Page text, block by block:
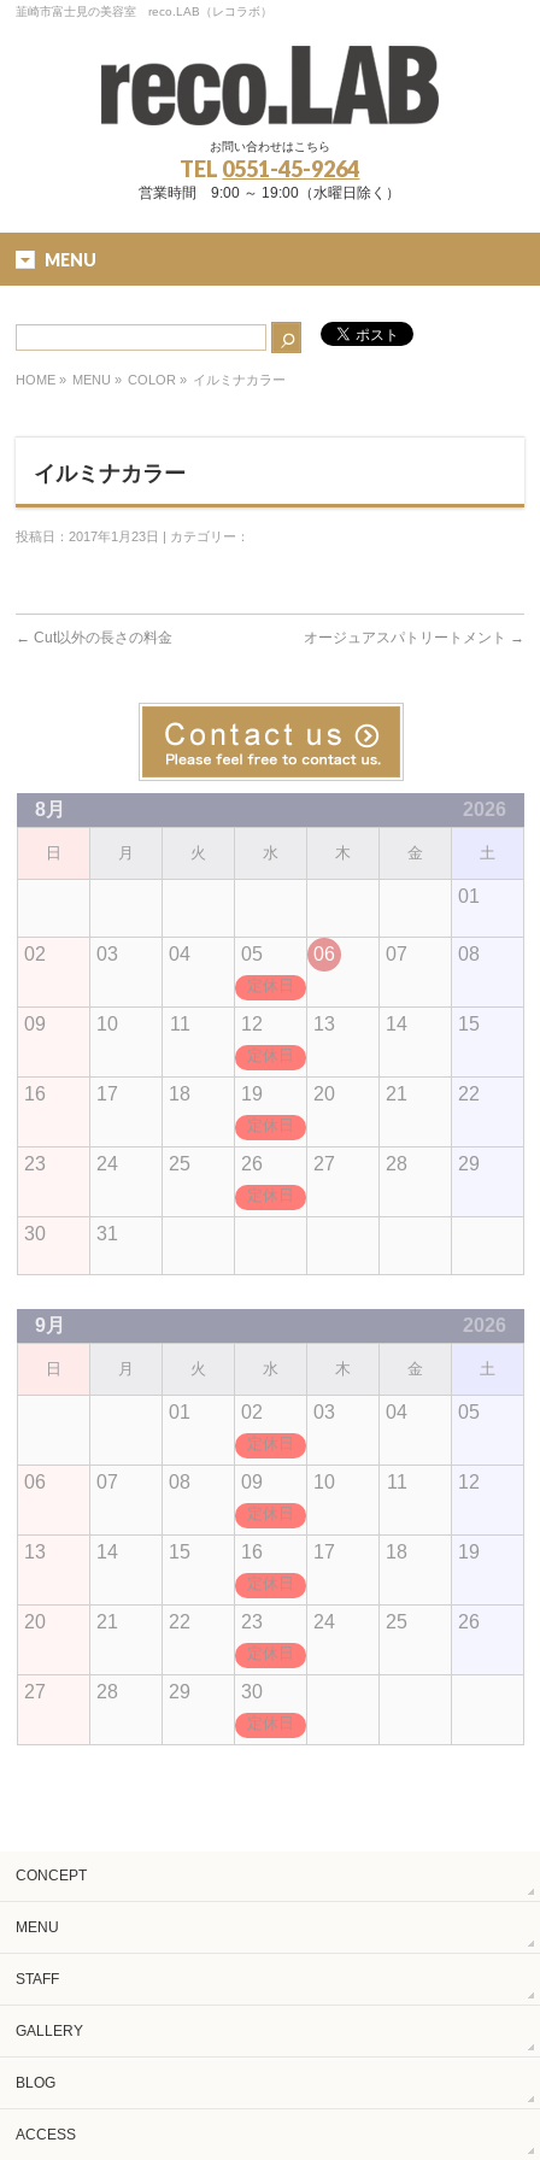
韮崎市富士見の美容室 reco.LAB（レコラボ）
お問い合わせはこちら
TEL 0551-45-9264
営業時間 9:00 ～ 19:00（水曜日除く）
MENU
HOME » MENU » COLOR » イルミナカラー
イルミナカラー
投稿日：2017年1月23日 | カテゴリー：
← Cut以外の長さの料金 オージュアスパトリートメント →
8月 2026
日 月 火 水 木 金 土
01
02 03 04 05
定休日
06 07 08
09 10 11 12
定休日
13 14 15
16 17 18 19
定休日
20 21 22
23 24 25 26
定休日
27 28 29
30 31
9月 2026
日 月 火 水 木 金 土
01 02
定休日
03 04 05
06 07 08 09
定休日
10 11 12
13 14 15 16
定休日
17 18 19
20 21 22 23
定休日
24 25 26
27 28 29 30
定休日
CONCEPT
MENU
STAFF
GALLERY
BLOG
ACCESS